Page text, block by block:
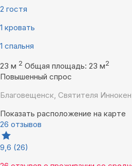
2 гостя
1 кровать
1 спальня
23 м 2 Общая площадь: 23 м2
Повышенный спрос
Благовещенск, Святителя
Показать расположение на карте
26 отзывов
9,6 (26)